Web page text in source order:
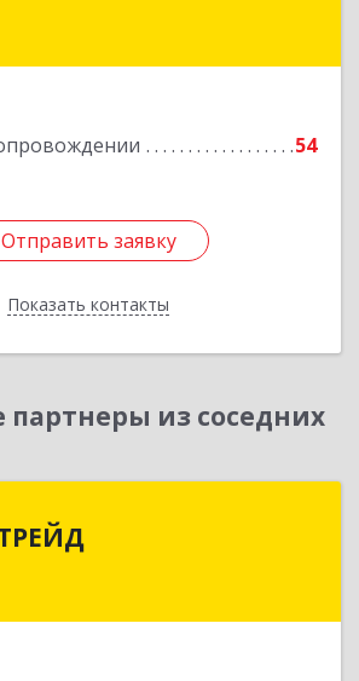
54
Отправить заявку
Показать контакты
Северная Осетия - Алания Респ,
Подробнее
Отправить заявку
Назад
из соседних
Респ, Грозный г, Полярников